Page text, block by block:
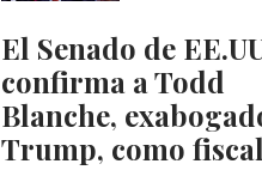
El Senado de
confirma a Todd
Blanche,
Trump, como